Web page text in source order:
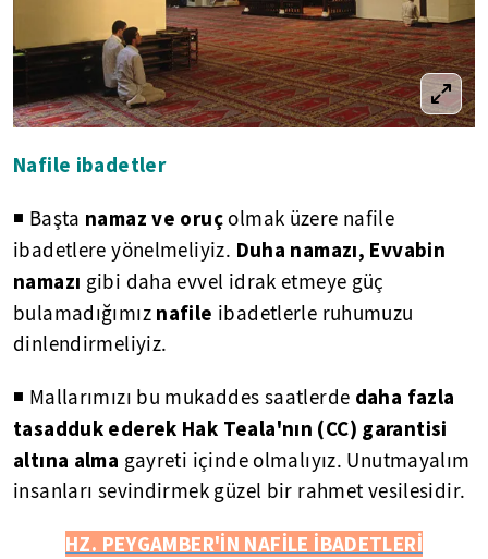
Nafile ibadetler
◾ Başta namaz ve oruç olmak üzere nafile
ibadetlere yönelmeliyiz. Duha namazı, Evvabin
namazı gibi daha evvel idrak etmeye güç
bulamadığımız nafile ibadetlerle ruhumuzu
dinlendirmeliyiz.
◾ Mallarımızı bu mukaddes saatlerde daha fazla
tasadduk ederek Hak Teala'nın (CC) garantisi
altına alma gayreti içinde olmalıyız. Unutmayalım
insanları sevindirmek güzel bir rahmet vesilesidir.
HZ. PEYGAMBER'İN NAFİLE İBADETLERİ